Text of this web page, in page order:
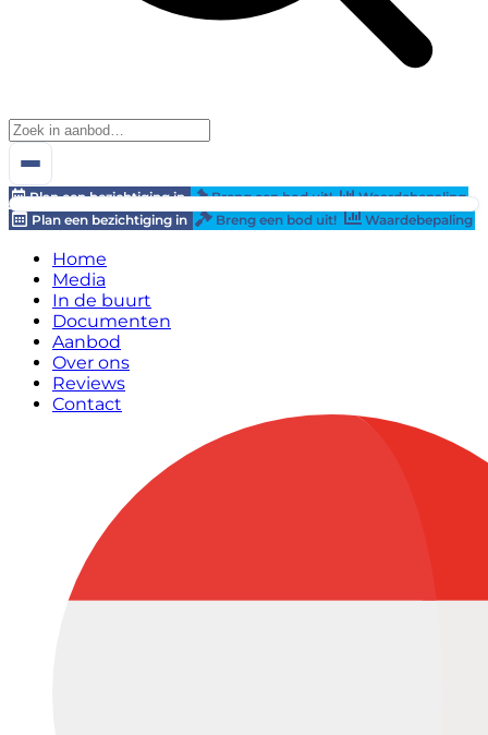
Plan een bezichtiging in Breng een bod uit!
Waardebepaling
Plan een bezichtiging in
Breng een bod uit! Waardebepaling
Home
Media
In de buurt
Documenten
Aanbod
Over ons
Reviews
Contact